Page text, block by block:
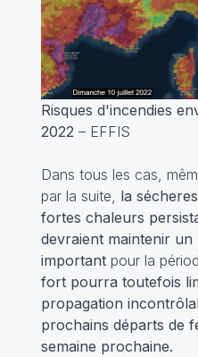
Risques d'incendies
2022 – EFFIS
Dans tous les cas,
par la suite, la
fortes chaleurs
devraient maintenir
importantpour la
fort pourra toutefois
propagation
prochains départs de
semaine prochaine.